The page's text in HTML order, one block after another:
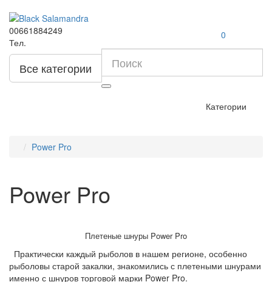
00661884249
Тел.
0
Все категории
Категории
Power Pro
Power Pro
Плетеные шнуры Power Pro
Практически каждый рыболов в нашем регионе, особенно
рыболовы старой закалки, знакомились с плетеными шнурами
именно с шнуров торговой марки Power Pro.